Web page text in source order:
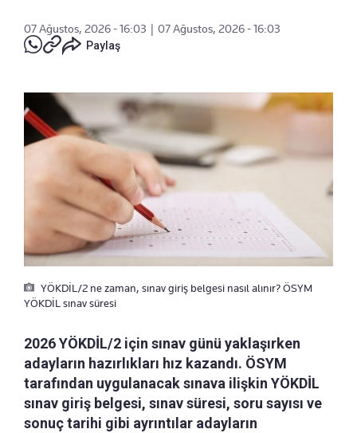
07 Ağustos, 2026 - 16:03
07 Ağustos, 2026 - 16:03
Paylaş
YÖKDİL/2 ne zaman, sınav giriş belgesi nasıl alınır? ÖSYM
YÖKDİL sınav süresi
2026 YÖKDİL/2 için sınav günü yaklaşırken
adayların hazırlıkları hız kazandı. ÖSYM
tarafından uygulanacak sınava ilişkin YÖKDİL
sınav giriş belgesi, sınav süresi, soru sayısı ve
sonuç tarihi gibi ayrıntılar adayların